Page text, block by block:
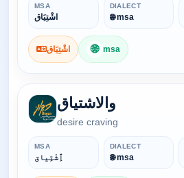
MSA
اشْتِيَاق
DIALECT
🌐 msa
اشْتِيَاق 🌐 msa
والاشتياق
desire craving
MSA
ٱِشْتِياق
DIALECT
🌐 msa